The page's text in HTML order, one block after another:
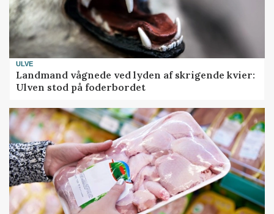
ULVE
Landmand vågnede ved lyden af skrigende kvier:
Ulven stod på foderbordet